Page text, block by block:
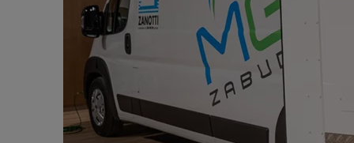
105 300 zł